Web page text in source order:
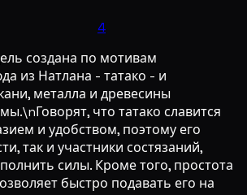
4
создана по мотивам
из Натлана - татако - и
металла и древесины
что татако славится
и удобством, поэтому его
так и участники состязаний,
силы. Кроме того, простота
быстро подавать его на